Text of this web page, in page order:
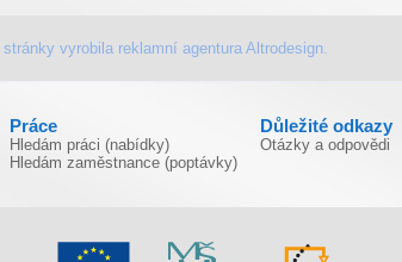
stránky vyrobila reklamní agenturaAltrodesign.
Práce
Hledám práci (nabídky)
Hledám zaměstnance (poptávky)
Důležité odkazy
Otázky a odpovědi